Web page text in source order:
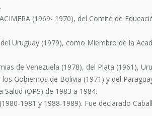
(1969- 1970), del Comité de
Uruguay (1979), como Miembro de la
de Venezuela (1978), del Plata (1961),
Gobiernos de Bolivia (1971) y del
(OPS) de 1983 a 1984.
1981 y 1988-1989). Fue declarado